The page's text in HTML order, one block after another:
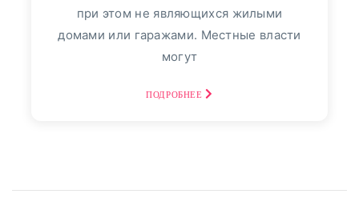
30август, 2025
Финансовый Совет На
30 Августа: Что Сказать,
Если В Банке
Спрашивают: «Откуда
просто о том, как повысить
при этом не являющихся жилыми
домами или гаражами. Местные власти
могут
ПОДРОБНЕЕ